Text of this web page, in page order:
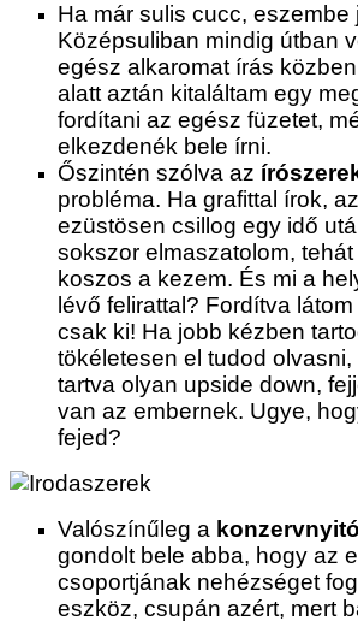
Ha már sulis cucc, eszembe
Középsuliban mindig útban
egész alkaromat írás
alatt aztán kitaláltam egy
fordítani az egész füzetet,
elkezdenék bele írni.
Őszintén szólva az
probléma. Ha grafittal írok,
ezüstösen csillog egy idő
sokszor elmaszatolom,
koszos a kezem. És mi a
lévő felirattal? Fordítva
csak ki! Ha jobb kézben
tökéletesen el tudod
tartva olyan upside down,
van az embernek. Ugye,
fejed?
Valószínűleg a konzervnyitó
gondolt bele abba, hogy az
csoportjának nehézséget
eszköz, csupán azért, mert